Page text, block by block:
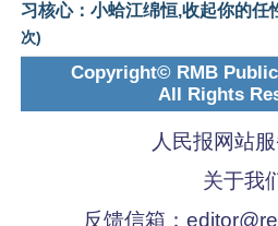
习核心：小蛤江绵恒,收起你的任
次)
Copyright© RMB
All Rights
人民报网站
关于我
反馈信箱：